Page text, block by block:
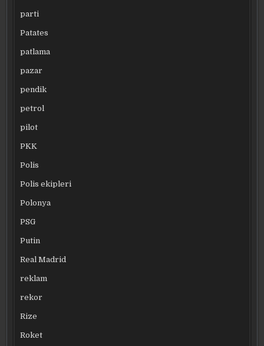
parti
Patates
patlama
pazar
pendik
petrol
pilot
PKK
Polis
Polis ekipleri
Polonya
PSG
Putin
Real Madrid
reklam
rekor
Rize
Roket